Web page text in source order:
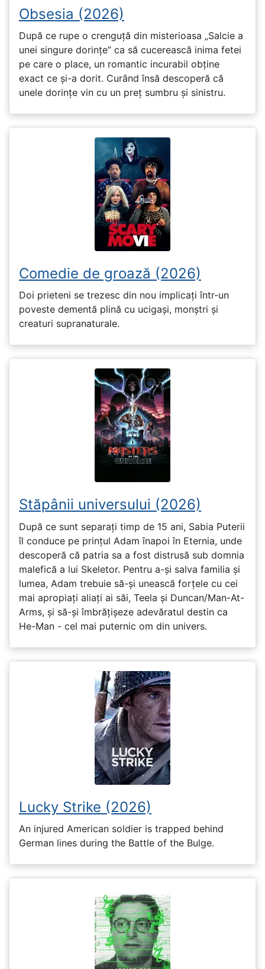
Obsesia (2026)
După ce rupe o crenguță din misterioasa „Salcie a
unei singure dorințe” ca să cucerească inima fetei
pe care o place, un romantic incurabil obține
exact ce și-a dorit. Curând însă descoperă că
unele dorințe vin cu un preț sumbru și sinistru.
Comedie de groază (2026)
Doi prieteni se trezesc din nou implicați într-un
poveste dementă plină cu ucigași, monștri și
creaturi supranaturale.
Stăpânii universului (2026)
După ce sunt separați timp de 15 ani, Sabia Puterii
îl conduce pe prințul Adam înapoi în Eternia, unde
descoperă că patria sa a fost distrusă sub domnia
malefică a lui Skeletor. Pentru a-și salva familia și
lumea, Adam trebuie să-și unească forțele cu cei
mai apropiați aliați ai săi, Teela și Duncan/Man-At-
Arms, și să-și îmbrățișeze adevăratul destin ca
He-Man - cel mai puternic om din univers.
Lucky Strike (2026)
An injured American soldier is trapped behind
German lines during the Battle of the Bulge.